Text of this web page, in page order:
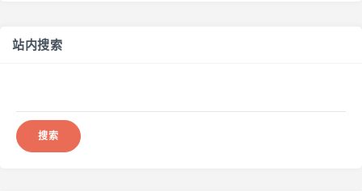
站内搜索